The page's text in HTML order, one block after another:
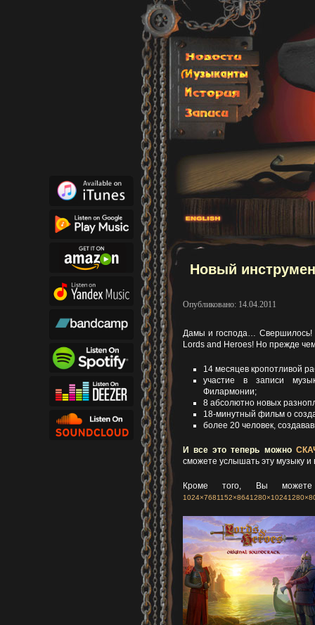
Новый
Опубликовано: 14.04.2011
Дамы и господа… Свершилось!
Lords and Heroes! Но прежде
14 месяцев кропотливой
участие в записи
Филармонии;
8 абсолютно новых
18-минутный фильм о
более 20 человек,
И все это теперь можно
сможете услышать эту музыку и
Кроме того, Вы
1024×7681152×8641280×1024